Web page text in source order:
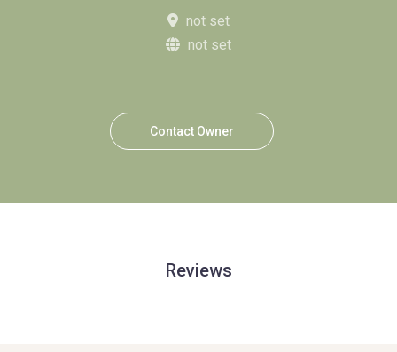
not set
not set
Contact Owner
Reviews